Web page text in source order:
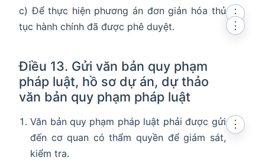
c) Để thực hiện phương án đơn giản hóa thủ
tục hành chính đã được phê duyệt.
⋮
Điều 13. Gửi văn bản quy phạm
pháp luật, hồ sơ dự án, dự thảo
văn bản quy phạm pháp luật
⋮
Văn bản quy phạm pháp luật phải được gửi
đến cơ quan có thẩm quyền để giám sát,
kiểm tra.
⋮